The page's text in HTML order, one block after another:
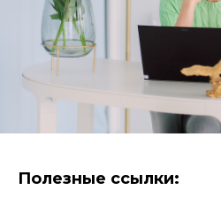
Полезные ссылки: